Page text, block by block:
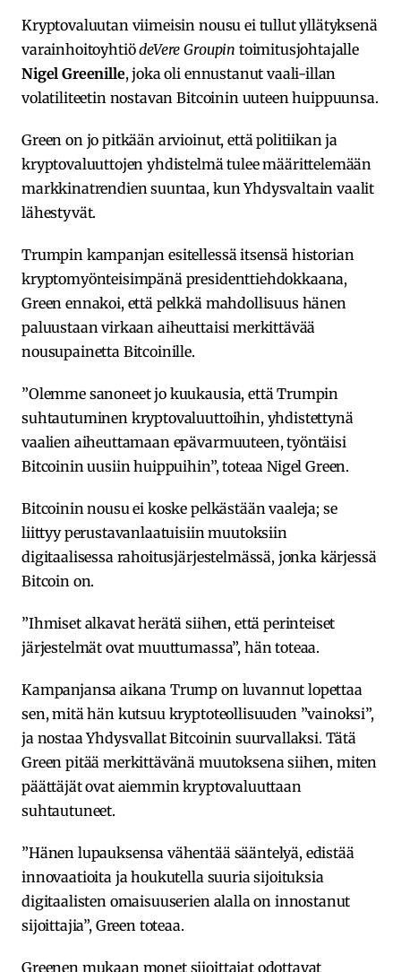
Kryptovaluutan viimeisin nousu ei tullut yllätyksenä
varainhoitoyhtiödeVere Groupin toimitusjohtajalle
Nigel Greenille, joka oli ennustanut vaali-illan
volatiliteetin nostavan Bitcoinin uuteen huippuunsa.
Green on jo pitkään arvioinut, että politiikan ja
kryptovaluuttojen yhdistelmä tulee määrittelemään
markkinatrendien suuntaa, kun Yhdysvaltain vaalit
lähestyvät.
Trumpin kampanjan esitellessä itsensä historian
kryptomyönteisimpänä presidenttiehdokkaana,
Green ennakoi, että pelkkä mahdollisuus hänen
paluustaan virkaan aiheuttaisi merkittävää
nousupainetta Bitcoinille.
”Olemme sanoneet jo kuukausia, että Trumpin
suhtautuminen kryptovaluuttoihin, yhdistettynä
vaalien aiheuttamaan epävarmuuteen, työntäisi
Bitcoinin uusiin huippuihin”, toteaa Nigel Green.
Bitcoinin nousu ei koske pelkästään vaaleja; se
liittyy perustavanlaatuisiin muutoksiin
digitaalisessa rahoitusjärjestelmässä, jonka kärjessä
Bitcoin on.
”Ihmiset alkavat herätä siihen, että perinteiset
järjestelmät ovat muuttumassa”, hän toteaa.
Kampanjansa aikana Trump on luvannut lopettaa
sen, mitä hän kutsuu kryptoteollisuuden ”vainoksi”,
ja nostaa Yhdysvallat Bitcoinin suurvallaksi. Tätä
Green pitää merkittävänä muutoksena siihen, miten
päättäjät ovat aiemmin kryptovaluuttaan
suhtautuneet.
”Hänen lupauksensa vähentää sääntelyä, edistää
innovaatioita ja houkutella suuria sijoituksia
digitaalisten omaisuuserien alalla on innostanut
sijoittajia”, Green toteaa.
Greenen mukaan monet sijoittajat odottavat